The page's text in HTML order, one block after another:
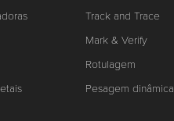
Track and Trace
Mark & Verify
Rotulagem
Pesagem dinâmica